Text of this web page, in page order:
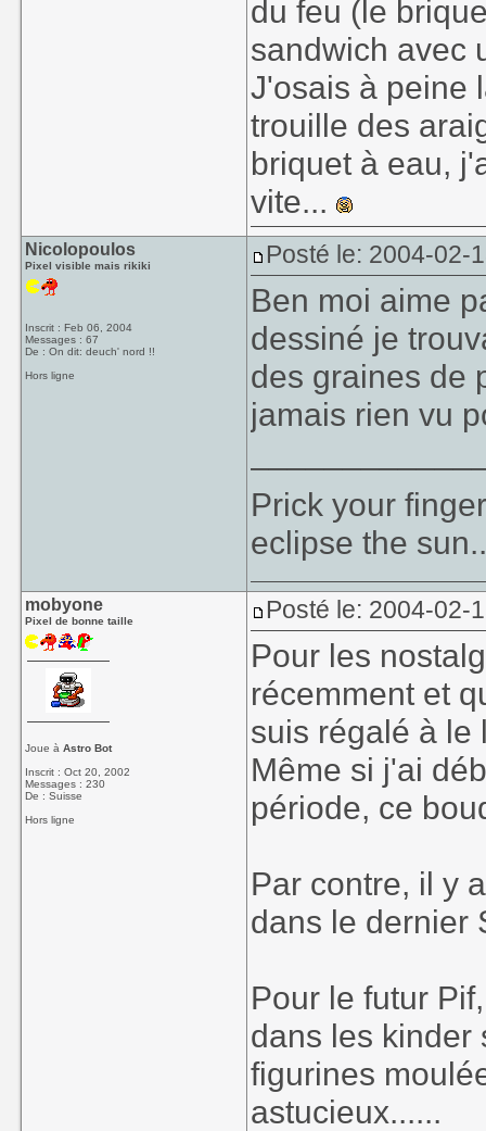
du feu (le
sandwich avec
J'osais à peine
trouille des
briquet à eau,
vite...
Nicolopoulos
Pixel visible mais rikiki
Inscrit : Feb 06, 2004
Messages : 67
De : On dit: deuch' nord !!
Hors ligne
Posté le: 2004-02-
Ben moi aime
dessiné je
des graines de
jamais rien vu
Prick your
eclipse the
mobyone
Pixel de bonne taille
Joue àAstro Bot
Inscrit : Oct 20, 2002
Messages : 230
De : Suisse
Hors ligne
Posté le: 2004-02-
Pour les
récemment et
suis régalé à le
Même si j'ai
période, ce
Par contre, il y
dans le dernier
Pour le futur
dans les kinder
figurines
astucieux......